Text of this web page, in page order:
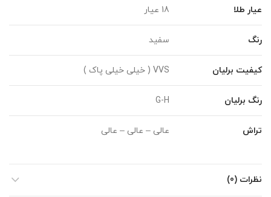
عیار طلا 18 عیار
رنگ سفید
کیفیت برلیان VVS ( خیلی خیلی پاک )
رنگ برلیان G-H
تراش عالی – عالی – عالی
نظرات (0)